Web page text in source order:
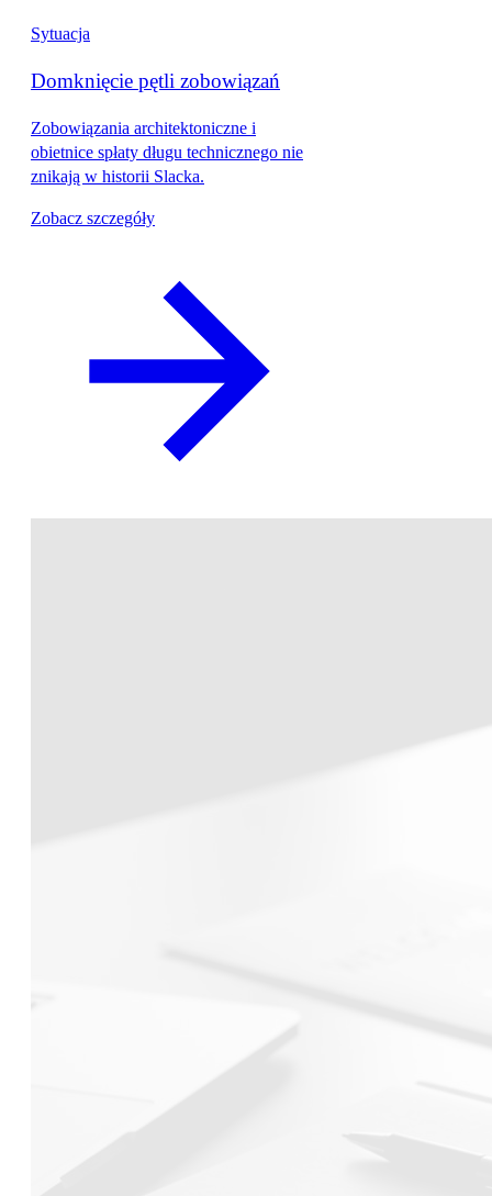
Sytuacja
Domknięcie pętli zobowiązań
Zobowiązania architektoniczne i
obietnice spłaty długu technicznego nie
znikają w historii Slacka.
Zobacz szczegóły